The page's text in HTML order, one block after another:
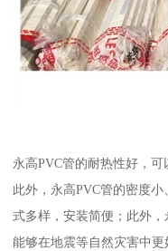
永高PVC管的耐热性好，
此外，永高PVC管的密度
式多样，安装简便；此外，
能够在地震等自然灾害中更